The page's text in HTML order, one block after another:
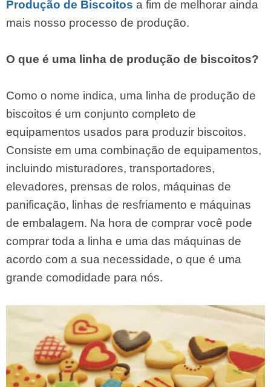
Produção de Biscoitos a fim de melhorar ainda
mais nosso processo de produção.
O que é uma linha de produção de biscoitos?
Como o nome indica, uma linha de produção de
biscoitos é um conjunto completo de
equipamentos usados ​​para produzir biscoitos.
Consiste em uma combinação de equipamentos,
incluindo misturadores, transportadores,
elevadores, prensas de rolos, máquinas de
panificação, linhas de resfriamento e máquinas
de embalagem. Na hora de comprar você pode
comprar toda a linha e uma das máquinas de
acordo com a sua necessidade, o que é uma
grande comodidade para nós.